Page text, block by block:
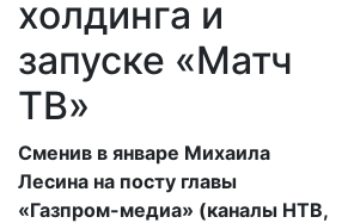
холдинга и
запуске «Матч
ТВ»
Сменив в январе Михаила
Лесина на посту главы
«Газпром-медиа» (каналы НТВ,